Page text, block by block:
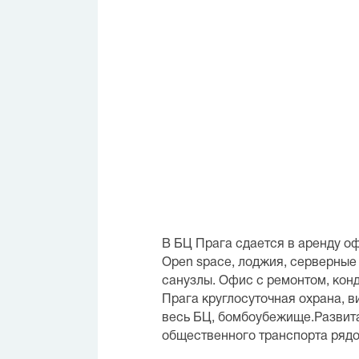
В БЦ Прага сдается в аренду
Open space, лоджия, серверные
санузлы. Офис с ремонтом,
Прага круглосуточная
весь БЦ,
общественного транспорта